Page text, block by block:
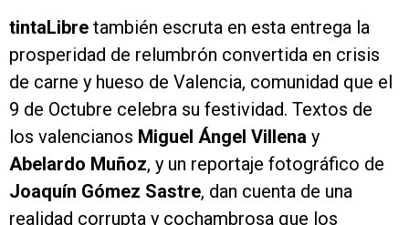
tintaLibre también escruta en esta entrega la
prosperidad de relumbrón convertida en crisis
de carne y hueso de Valencia, comunidad que el
9 de Octubre celebra su festividad. Textos de
los valencianos Miguel Ángel Villena y
Abelardo Muñoz, y un reportaje fotográfico de
Joaquín Gómez Sastre, dan cuenta de una
realidad corrupta y cochambrosa que los